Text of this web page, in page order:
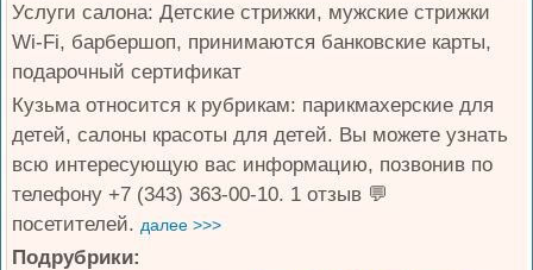
Услуги салона: Детские стрижки, мужские стрижки
Wi-Fi, барбершоп, принимаются банковские карты,
подарочный сертификат
Кузьма относится к рубрикам: парикмахерские для
детей, салоны красоты для детей. Вы можете узнать
всю интересующую вас информацию, позвонив по
телефону +7 (343) 363-00-10. 1 отзыв 💬
посетителей. далее >>>
Подрубрики: